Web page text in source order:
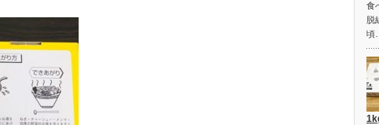
食
脱
頃…